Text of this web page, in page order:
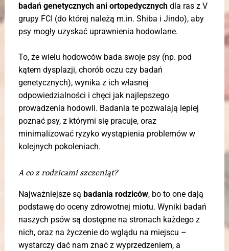
badań genetycznych ani ortopedycznych dla ras z V
grupy FCI (do której należą m.in. Shiba i Jindo), aby
psy mogły uzyskać uprawnienia hodowlane.
To, że wielu hodowców bada swoje psy (np. pod
kątem dysplazji, chorób oczu czy badań
genetycznych), wynika z ich własnej
odpowiedzialności i chęci jak najlepszego
prowadzenia hodowli. Badania te pozwalają lepiej
poznać psy, z którymi się pracuje, oraz
minimalizować ryzyko wystąpienia problemów w
kolejnych pokoleniach.
A co z rodzicami szczeniąt?
Najważniejsze sąbadania rodziców, bo to one dają
podstawę do oceny zdrowotnej miotu. Wyniki badań
naszych psów są dostępne na stronach każdego z
nich, oraz na życzenie do wglądu na miejscu –
wystarczy dać nam znać z wyprzedzeniem, a